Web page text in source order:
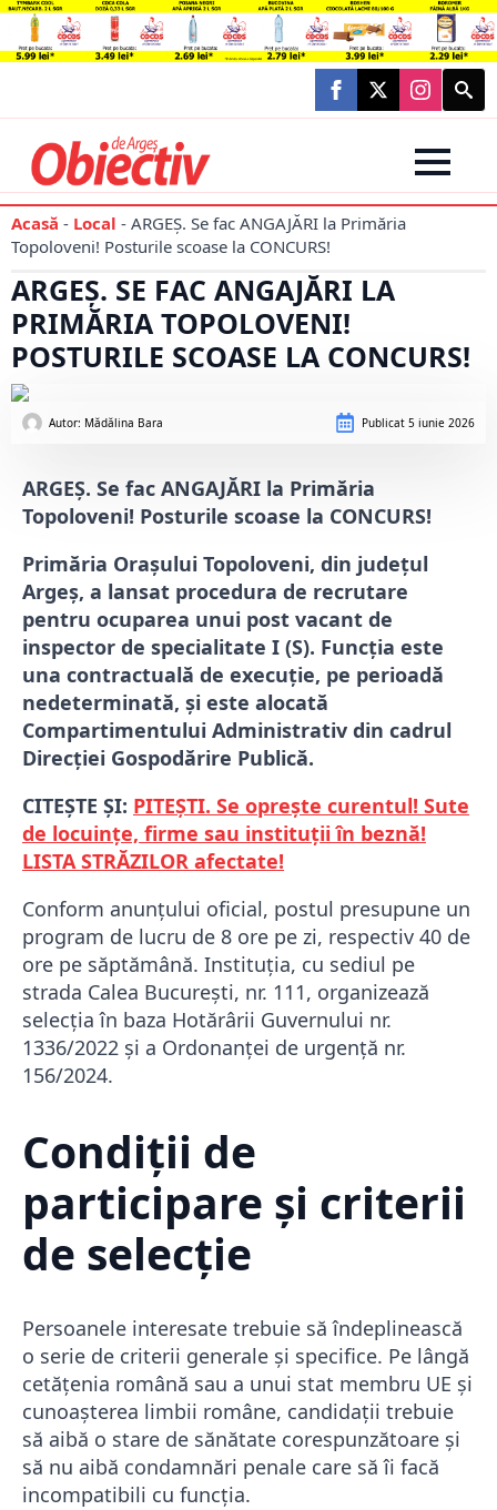
Search
for:
Acasă - Local - ARGEȘ. Se fac ANGAJĂRI la Primăria
Topoloveni! Posturile scoase la CONCURS!
ARGEȘ. SE FAC ANGAJĂRI LA
PRIMĂRIA TOPOLOVENI!
POSTURILE SCOASE LA CONCURS!
Autor: Mădălina Bara Publicat 5 iunie 2026
ARGEȘ. Se fac ANGAJĂRI la Primăria
Topoloveni! Posturile scoase la CONCURS!
Primăria Orașului Topoloveni, din județul
Argeș, a lansat procedura de recrutare
pentru ocuparea unui post vacant de
inspector de specialitate I (S). Funcția este
una contractuală de execuție, pe perioadă
nedeterminată, și este alocată
Compartimentului Administrativ din cadrul
Direcției Gospodărire Publică.
CITEȘTE ȘI: PITEȘTI. Se oprește curentul! Sute
de locuințe, firme sau instituții în beznă!
LISTA STRĂZILOR afectate!
Conform anunțului oficial, postul presupune un
program de lucru de 8 ore pe zi, respectiv 40 de
ore pe săptămână. Instituția, cu sediul pe
strada Calea București, nr. 111, organizează
selecția în baza Hotărârii Guvernului nr.
1336/2022 și a Ordonanței de urgență nr.
156/2024.
Condiții de
participare și criterii
de selecție
Persoanele interesate trebuie să îndeplinească
o serie de criterii generale și specifice. Pe lângă
cetățenia română sau a unui stat membru UE și
cunoașterea limbii române, candidații trebuie
să aibă o stare de sănătate corespunzătoare și
să nu aibă condamnări penale care să îi facă
incompatibili cu funcția.